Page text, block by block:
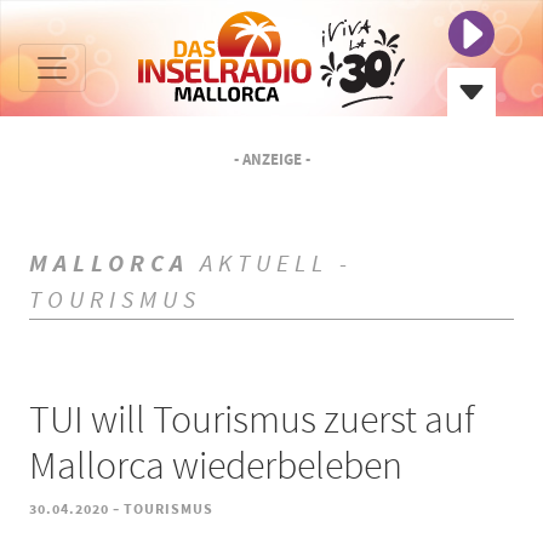
- ANZEIGE -
MALLORCA AKTUELL -
TOURISMUS
TUI will Tourismus zuerst auf
Mallorca wiederbeleben
30.04.2020 - TOURISMUS